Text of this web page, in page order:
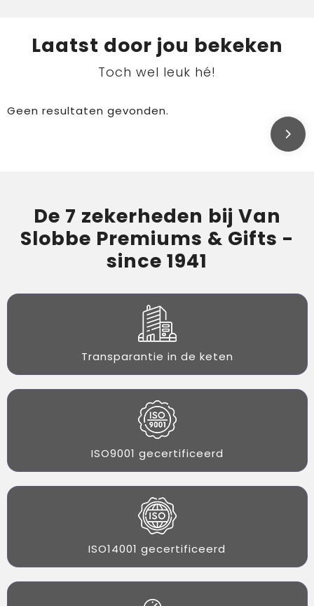
Laatst door jou bekeken
Toch wel leuk hé!
Geen resultaten gevonden.
De 7 zekerheden bij Van
Slobbe Premiums & Gifts -
since 1941
Transparantie in de keten
ISO9001 gecertificeerd
ISO14001 gecertificeerd